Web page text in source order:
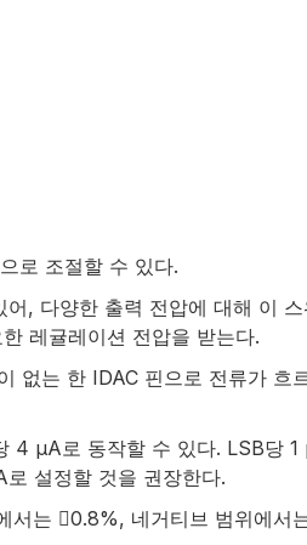
로 조절할 수 있다.
, 다양한 출력 전압에 대해 이
레귤레이션 전압을 받는다.
없는 한 IDAC 핀으로 전류가 흐
µA로 동작할 수 있다. LSB당
설정할 것을 권장한다.
는 0.8%, 네거티브 범위에서